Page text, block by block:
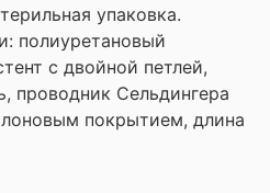
упаковка.
полиуретановый
с двойной петлей,
проводник Сельдингера
покрытием, длина